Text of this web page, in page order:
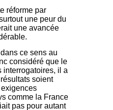
réforme par
une peur du
une avancée
ce sens au
considéré que le
interrogatoires, il a
soient
comme la France
pas pour autant